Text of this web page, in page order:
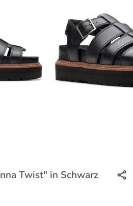
Twist" in Schwarz